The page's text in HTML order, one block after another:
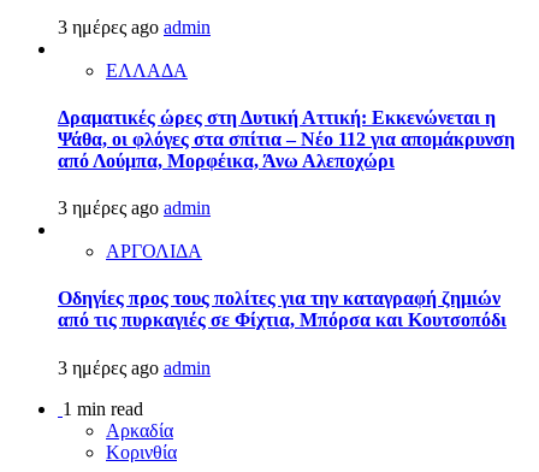
3 ημέρες ago admin
ΕΛΛΑΔΑ
Δραματικές ώρες στη Δυτική Αττική: Εκκενώνεται η
Ψάθα, οι φλόγες στα σπίτια – Νέο 112 για απομάκρυνση
από Λούμπα, Μορφέικα, Άνω Αλεποχώρι
3 ημέρες ago admin
ΑΡΓΟΛΙΔΑ
Οδηγίες προς τους πολίτες για την καταγραφή ζημιών
από τις πυρκαγιές σε Φίχτια, Μπόρσα και Κουτσοπόδι
3 ημέρες ago admin
1 min read
Αρκαδία
Κορινθία